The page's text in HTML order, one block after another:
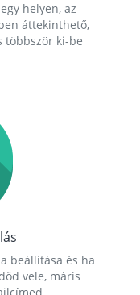
helyen, az
áttekinthető,
többször ki-be
beállítása és ha
vele, máris